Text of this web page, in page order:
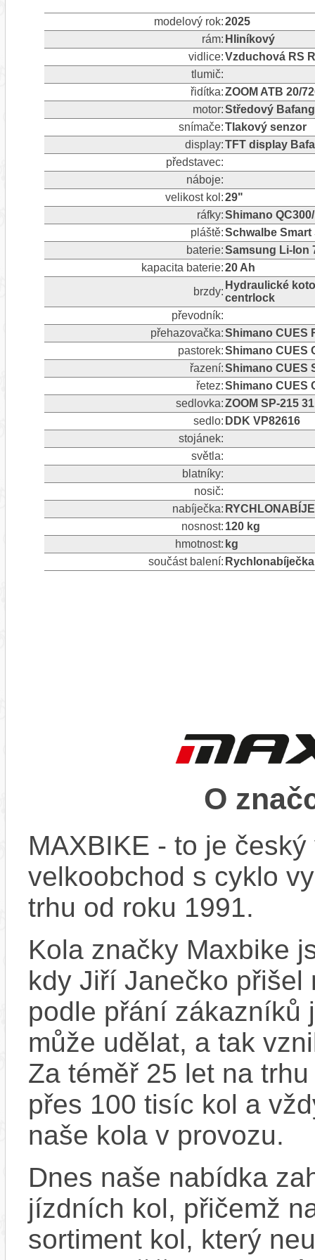
modelový rok:2025
rám: Hliníkový
vidlice:Vzduchová RS
tlumič:
řidítka:ZOOM ATB 20/
motor:Středový
snímače:Tlakový senzor
display:TFT display
představec:
náboje:
velikost kol:29"
ráfky:Shimano
pláště:Schwalbe Smart
baterie:Samsung Li-Ion
kapacita baterie:20 Ah
brzdy:
Hydraulické
centrlock
převodník:
přehazovačka:Shimano CUES
pastorek:Shimano CUES
řazení:Shimano CUES
řetez:Shimano CUES
sedlovka:ZOOM SP-215
sedlo: DDK VP82616
stojánek:
světla:
blatníky:
nosič:
nabíječka:
nosnost: 120 kg
hmotnost: kg
součást balení:
O
MAXBIKE - to je
velkoobchod s cyklo
trhu od roku 1991.
Kola značky Maxbike
kdy Jiří Janečko přišel
podle přání zákazníků
může udělat, a tak
Za téměř 25 let na
přes 100 tisíc kol a
naše kola v provozu.
Dnes naše nabídka
jízdních kol, přičemž
sortiment kol, který